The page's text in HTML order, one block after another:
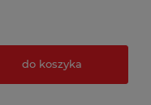
do koszyka